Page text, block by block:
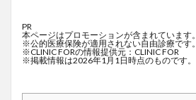
PR
本ページはプロモーションが含まれています。
※公的医療保険が適用されない自由診療です。
※CLINIC FORの情報提供元：CLINIC FOR
※掲載情報は2026年1月1日時点のものです。